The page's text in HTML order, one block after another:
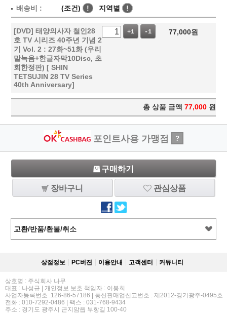
배송비 : (조건) ! 지역별 !
[DVD] 태양의사자 철인28
호 TV 시리즈 40주년 기념 2
기 Vol. 2 : 27화~51화 (우리
말녹음+한글자막10Disc, 초
회한정판) [ SHIN
TETSUJIN 28 TV Series
40th Anniversary]
+1 -1 77,000원
총 상품 금액 77,000 원
포인트사용 가맹점 ?
구매하기
장바구니 관심상품
교환/반품/환불/취소
상점정보 PC버젼 이용안내 고객센터 커뮤니티
상호명 : 주식회사 나무
대표 : 나성규 | 개인정보 보호 책임자 : 이봉희
사업자등록번호 :126-86-57186 | 통신판매업신고번호 : 제2012-경기광주-0495호
전화 : 010-7292-0486 | 팩스 : 031-768-9434
주소 : 경기도 광주시 곤지암읍 부항길 100-40